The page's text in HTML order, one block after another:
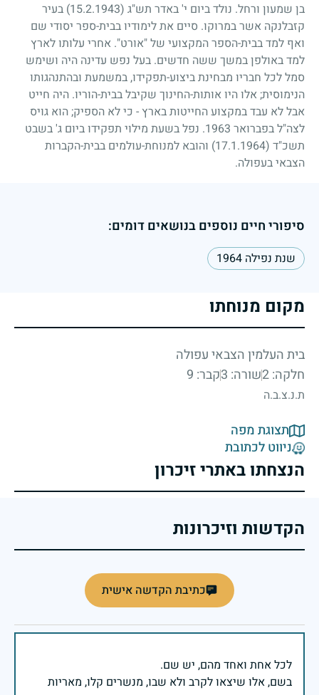
בן שמעון ורחל. נולד ביום י' באדר תש"ג (15.2.1943)
בעיר
קזבלנקה אשר במרוקו. סיים את לימודיו בבית-ספר יסודי שם
ואף למד בבית-הספר המקצועי של "אורט". אחרי עלותו לארץ
למד באולפן במשך ששה חדשים. בעל נפש עדינה היה ושימש
סמל לכל חבריו מבחינת ביצוע-תפקידו, במשמעת ובהתנהגותו
הנימוסית;אלו היו אותות-החינוך שקיבל בבית-הוריו. היה חייט
אבל לא עבד במקצוע החייטות בארץ - כי לא הספיק;הוא גויס
לצה"ל בפברואר 1963. נפל בשעת מילוי תפקידו ביום ג' בשבט
תשכ"ד (17.1.1964)
והובא למנוחת-עולמים בבית-הקברות
הצבאי בעפולה.
סיפורי חיים נוספים בנושאים דומים:
שנת נפילה 1964
מקום מנוחתו
בית העלמין הצבאי עפולה
חלקה: 2
שורה: 3 קבר: 9
ת.נ.צ.ב.ה
תצוגת מפה
ניווט לכתובת
הנצחתו באתרי זיכרון
הקדשות וזיכרונות
כתיבת הקדשה אישית
בשם, אלו שיצאו לקרב ולא שבו, מנשרים קלו, מאריות